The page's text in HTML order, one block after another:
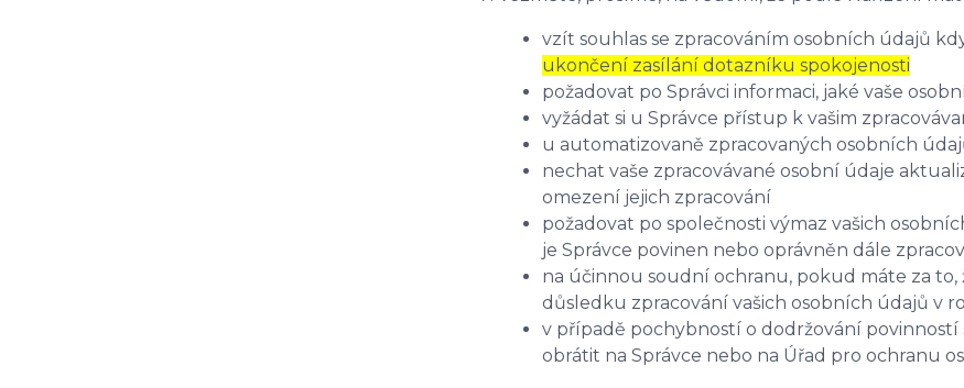
vzít souhlas se zpracováním osobních údajů
ukončení zasílání dotazníku spokojenosti
požadovat po Správci informaci, jaké vaše
vyžádat si u Správce přístup k vašim
u automatizovaně zpracovaných osobních
nechat vaše zpracovávané osobní údaje
omezení jejich zpracování
požadovat po společnosti výmaz vašich
je Správce povinen nebo oprávněn dále
na účinnou soudní ochranu, pokud máte za
důsledku zpracování vašich osobních údajů v
v případě pochybností o dodržování
obrátit na Správce nebo na Úřad pro ochranu